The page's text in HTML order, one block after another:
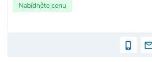
Nabídněte cenu